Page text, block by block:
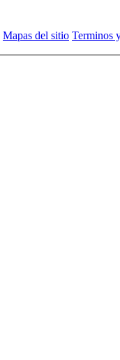
Mapas del sitio Terminos